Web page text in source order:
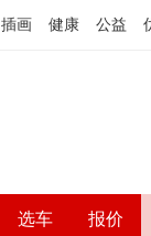
插画 健康 公益
选车 报价